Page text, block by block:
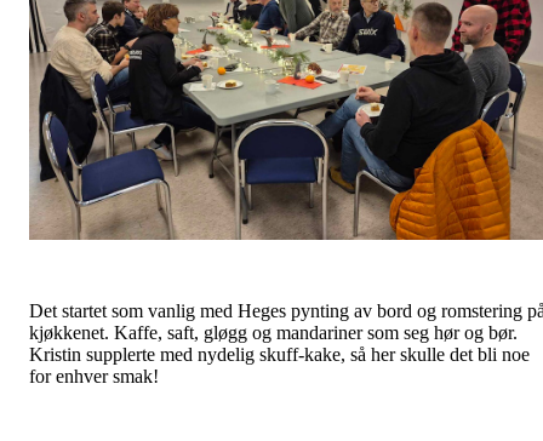
Det startet som vanlig med Heges pynting av bord og romstering
kjøkkenet. Kaffe, saft, gløgg og mandariner som seg hør og bør.
Kristin supplerte med nydelig skuff-kake, så her skulle det bli noe
for enhver smak!